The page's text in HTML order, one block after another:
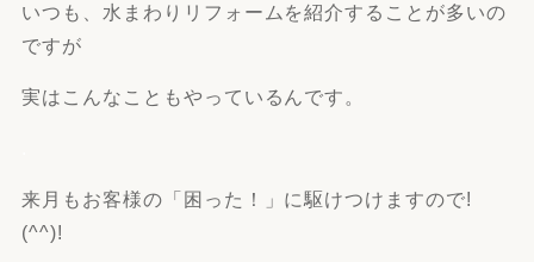
いつも、水まわりリフォームを紹介することが多いの
ですが
実はこんなこともやっているんです。
来月もお客様の「困った！」に駆けつけますので!
(^^)!